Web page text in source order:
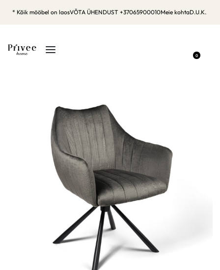
* Kõik mööbel on laosVÕTA ÜHENDUST +37065900010Meie kohtaD.U.K.
0